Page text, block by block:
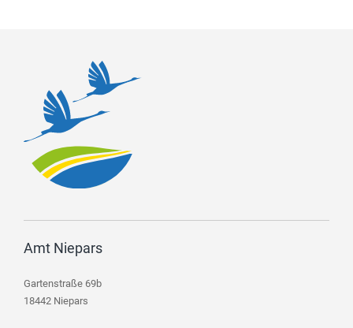
Amt Niepars
Gartenstraße 69b
18442 Niepars